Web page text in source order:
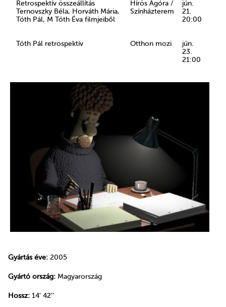
Retrospektív összeállítás
Ternovszky Béla, Horváth Mária,
Tóth Pál, M Tóth Éva filmjeiből
Hírös Agóra /
Színházterem
jún.
21.
20:00
Tóth Pál retrospektív Otthon mozi
jún.
23.
21:00
Gyártás éve: 2005
Gyártó ország: Magyarország
Hossz: 14' 42''